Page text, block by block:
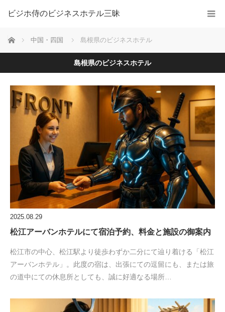
ビジホ侍のビジネスホテル三昧
ホーム 中国・四国 島根県のビジネスホテル
島根県のビジネスホテル
2025.08.29
松江アーバンホテルにて宿泊予約、料金と施設の御案内
松江市の中心、松江駅より徒歩わずか二分にて辿り着ける「松江
アーバンホテル」。此度の宿は、出張にての逗留にも、または旅
の道中にての休息所としても、誠に好適なる場所…